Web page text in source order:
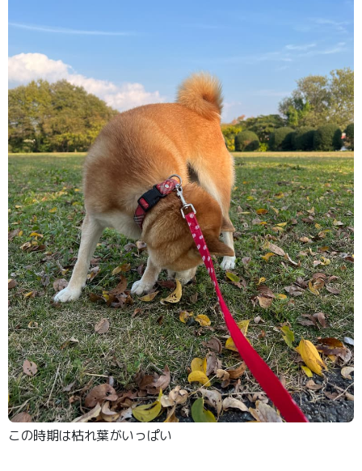
この時期は枯れ葉がいっぱい